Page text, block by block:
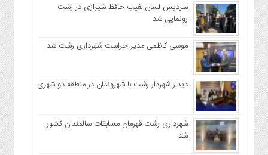
سردیس لسان‌الغیب حافظ شیرازی در رشت
رونمایی شد
موسی کاظمی مدیر حراست شهرداری رشت شد
دیدار شهردار رشت با شهروندان در منطقه دو شهری
شهرداری رشت قهرمان مسابقات سالمندان کشور
شد